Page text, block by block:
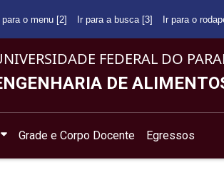
para o menu [2] Ir para a busca [3] Ir para o
FEDERAL DO
DE
Grade e Corpo Docente Egressos